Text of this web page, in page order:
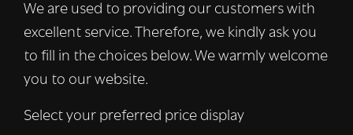
We are used to providing our customers with
excellent service. Therefore, we kindly ask you
to fill in the choices below. We warmly welcome
you to our website.
Select your preferred price display
informatie over uw gebruik van onze site
met onze advertentie- en analysepartners,
die deze kunnen combineren met andere
informatie die u aan hen heeft verstrekt of
van hun diensten. Lees verder